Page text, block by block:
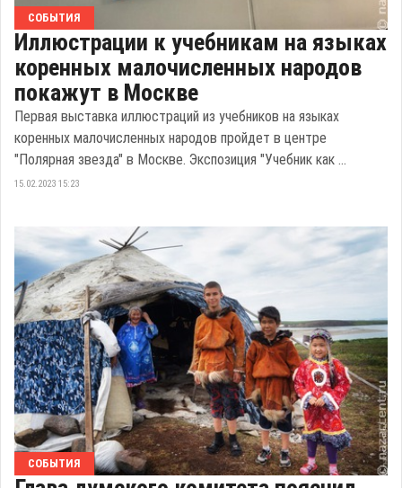
СОБЫТИЯ
Иллюстрации к учебникам на языках
коренных малочисленных народов
покажут в Москве
Первая выставка иллюстраций из учебников на языках
коренных малочисленных народов пройдет в центре
"Полярная звезда" в Москве. Экспозиция "Учебник как ...
15.02.2023 15:23
СОБЫТИЯ